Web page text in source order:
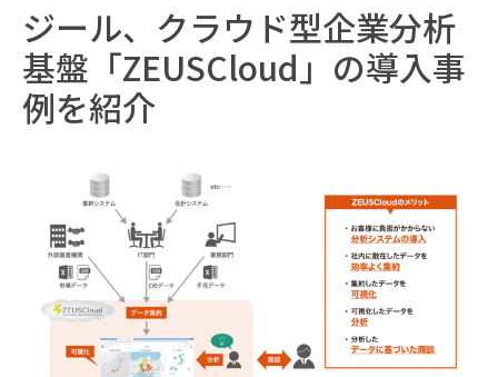
ジール、クラウド型企業分析
基盤「ZEUSCloud」の導入事
例を紹介